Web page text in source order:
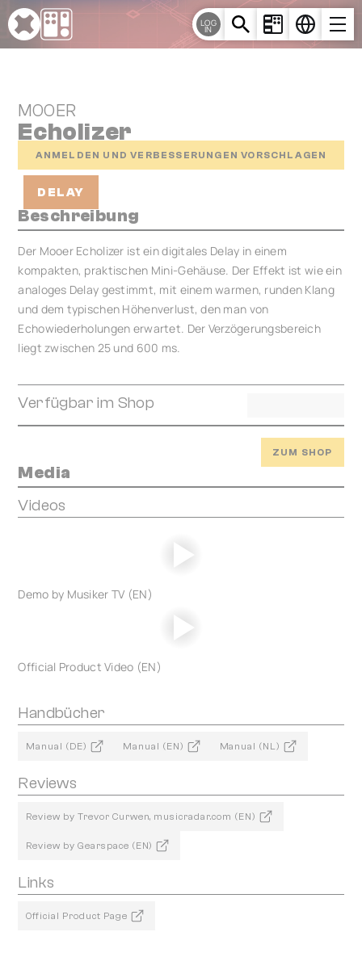
Cookie-Einstellungen
LOG
IN
MOOER
Echolizer
ANMELDEN UND VERBESSERUNGEN VORSCHLAGEN
DELAY
Beschreibung
Der Mooer Echolizer ist ein digitales Delay in einem
kompakten, praktischen Mini-Gehäuse. Der Effekt ist wie ein
analoges Delay gestimmt, mit einem warmen, runden Klang
und dem typischen Höhenverlust, den man von
Echowiederholungen erwartet. Der Verzögerungsbereich
liegt zwischen 25 und 600 ms.
Verfügbar im Shop
ZUM SHOP
Media
Videos
Demo by Musiker TV (EN)
Official Product Video (EN)
Handbücher
Manual (DE) Manual (EN) Manual (NL)
Reviews
Review by Trevor Curwen, musicradar.com (EN)
Review by Gearspace (EN)
Links
Official Product Page